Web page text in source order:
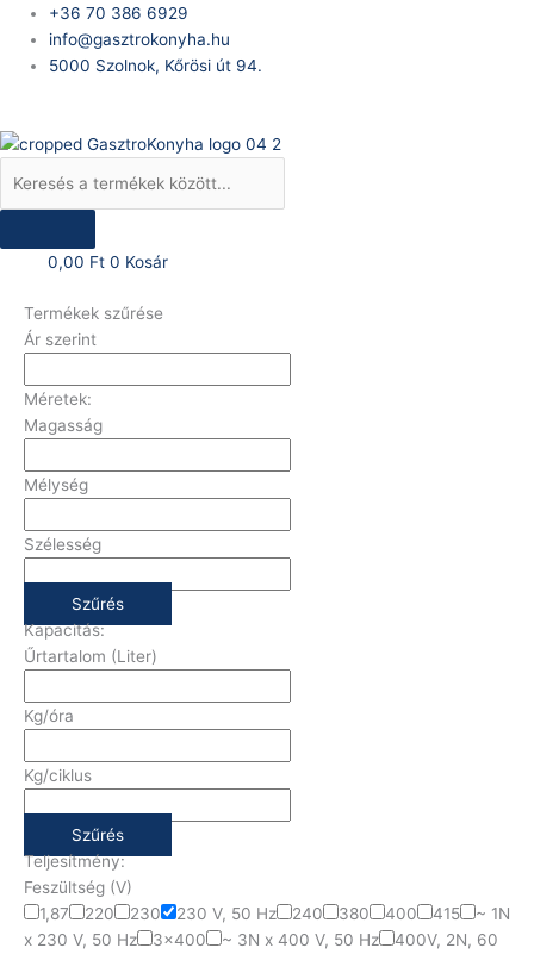
content
+36 70 386 6929
info@gasztrokonyha.hu
5000 Szolnok, Kőrösi út 94.
Products
search
0,00 Ft 0 Kosár
Termékek szűrése
Ár szerint
Méretek:
Magasság
Mélység
Szélesség
Szűrés
Kapacitás:
Űrtartalom (Liter)
Kg/óra
Kg/ciklus
Szűrés
Teljesítmény:
Feszültség (V)
1,87
220 230 230 V, 50 Hz 240 380 400 415
~ 1N
x 230 V, 50 Hz
3x400 ~ 3N x 400 V, 50 Hz
400V, 2N, 60